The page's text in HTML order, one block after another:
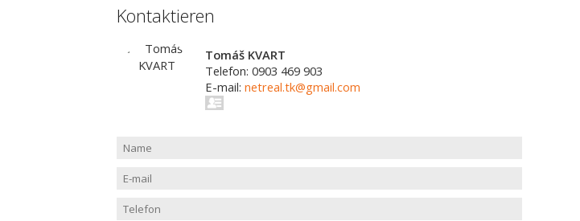
Kontaktieren
Tomáš KVART
Telefon: 0903 469 903
E-mail: netreal.tk@gmail.com